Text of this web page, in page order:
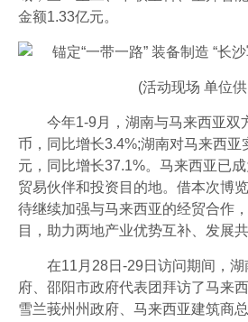
金额1.33亿元。
(活动现场 单位
今年1-9月，湖南与马来西亚双
币，同比增长3.4%;湖南对马来西亚
元，同比增长37.1%。马来西亚已
贸易伙伴和投资目的地。借本次博
待继续加强与马来西亚的经贸合作
目，助力两地产业优势互补、发展共
在11月28日-29日访问期间，湖
府、邵阳市政府代表团拜访了马来
雪兰莪州州政府、马来西亚建筑商